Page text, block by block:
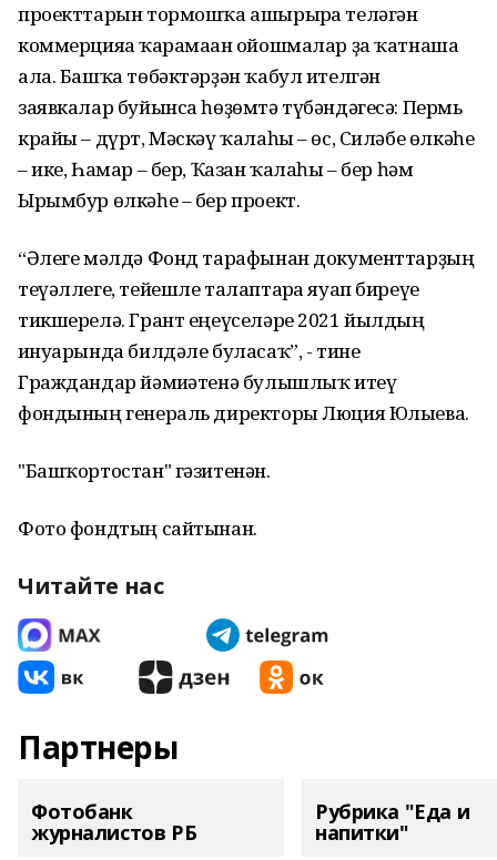
проекттарын тормошҡа ашырырға теләгән
коммерцияға ҡарамаған ойошмалар ҙа ҡатнаша
ала. Башҡа төбәктәрҙән ҡабул ителгән
заявкалар буйынса һөҙөмтә түбәндәгесә: Пермь
крайы – дүрт, Мәскәү ҡалаһы – өс, Силәбе өлкәһе
– ике, Һамар – бер, Ҡазан ҡалаһы – бер һәм
Ырымбур өлкәһе – бер проект.
“Әлеге мәлдә Фонд тарафынан документтарҙың
теүәллеге, тейешле талаптарға яуап биреүе
тикшерелә. Грант еңеүселәре 2021 йылдың
ғинуарында билдәле буласаҡ”, - тине
Граждандар йәмғиәтенә булышлыҡ итеү
фондының генераль директоры Люция Юлыева.
"Башҡортостан" гәзитенән.
Фото фондтың сайтынан.
Читайте нас
Партнеры
Фотобанк
журналистов РБ
Рубрика "Еда и
напитки"